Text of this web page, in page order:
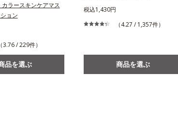
カラースキンケアマス
ョン
（3.76 / 229件）
品を選ぶ
税込1,430円
（4.27 / 1,357件）
商品を選ぶ